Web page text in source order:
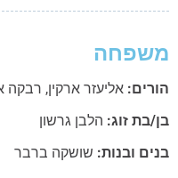
אליעזר ארקין,רבקה
בת זוג:הלבן גרשון
ובנות:שושקה ברבר